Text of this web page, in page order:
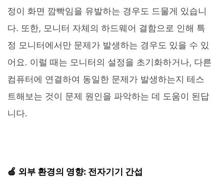
정이 화면 깜빡임을 유발하는 경우도 드물게 있습니
다. 또한, 모니터 자체의 하드웨어 결함으로 인해 특
정 모니터에서만 문제가 발생하는 경우도 있을 수 있
어요. 이럴 때는 모니터의 설정을 초기화하거나, 다른
컴퓨터에 연결하여 동일한 문제가 발생하는지 테스
트해보는 것이 문제 원인을 파악하는 데 도움이 된답
니다.
🍏 외부 환경의 영향: 전자기기 간섭